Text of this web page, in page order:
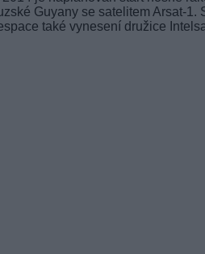
Guyany se satelitem Arsat-1.
také vynesení družice